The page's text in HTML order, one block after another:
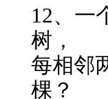
12、一
树，
每相邻
棵？